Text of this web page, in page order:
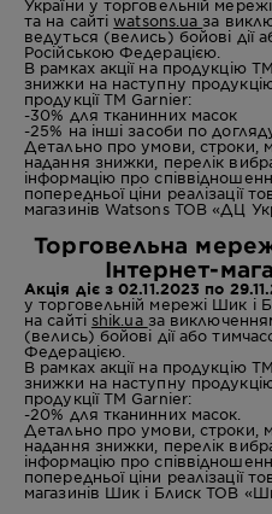
України у торговельній
та на сайтіwatsons.ua за
ведуться (велись) бойові дії
Російською Федерацією.
В рамках акції на продукцію
знижки на наступну
продукції ТМ Garnier:
-30% для тканинних масок
-25% на інші засоби по
Детально про умови, строки,
надання знижки, перелік
інформацію про
попередньої ціни реалізації
магазинів Watsons ТОВ «ДЦ
Торговельна
Інтернет-
Акція діє з 02.11.2023 по
у торговельній мережі Шик і
на сайті shik.ua за
(велись) бойові дії або
Федерацією.
В рамках акції на продукцію
знижки на наступну
продукції ТМ Garnier:
-20% для тканинних масок.
Детально про умови, строки,
надання знижки, перелік
інформацію про
попередньої ціни реалізації
магазинів Шик і Блиск ТОВ